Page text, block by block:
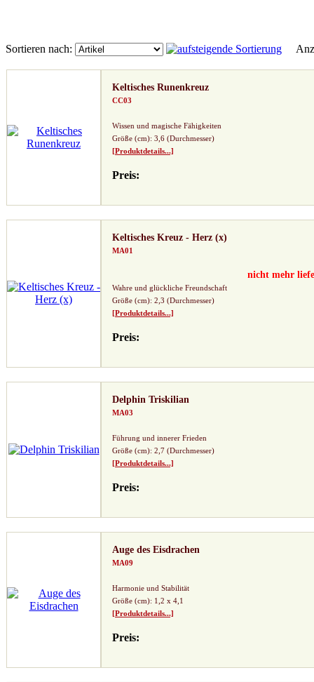
Sortieren nach:
Keltisches Runenkreuz
CC03
Wissen und magische Fähigkeiten
Größe (cm): 3,6 (Durchmesser)
[Produktdetails...]
Preis:
Keltisches Kreuz - Herz (x)
MA01
nicht mehr
Wahre und glückliche Freundschaft
Größe (cm): 2,3 (Durchmesser)
[Produktdetails...]
Preis:
Delphin Triskilian
MA03
Führung und innerer Frieden
Größe (cm): 2,7 (Durchmesser)
[Produktdetails...]
Preis:
Auge des Eisdrachen
MA09
Harmonie und Stabilität
Größe (cm): 1,2 x 4,1
[Produktdetails...]
Preis: